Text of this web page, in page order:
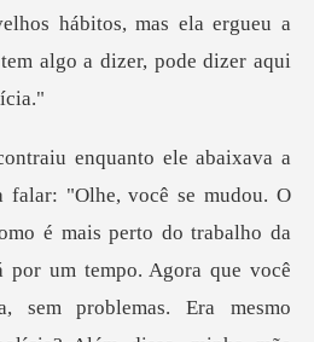
hábitos, mas ela ergueu a
é mais perto do trabalho da
por um tempo. Agora que você